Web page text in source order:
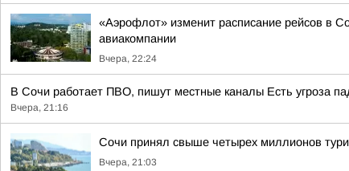
«Аэрофлот» изменит расписание рейсов в
авиакомпании
Вчера, 22:24
В Сочи работает ПВО, пишут местные каналы Есть угроза
Вчера, 21:16
Сочи принял свыше четырех миллионов
Вчера, 21:03